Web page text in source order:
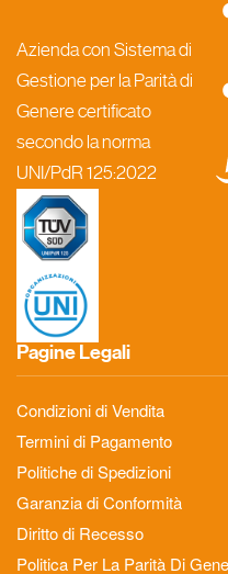
Azienda con Sistema di
Gestione per la Parità di
Genere certificato
secondo la norma
UNI/PdR 125:2022
Pagine Legali
Condizioni di Vendita
Termini di Pagamento
Politiche di Spedizioni
Garanzia di Conformità
Diritto di Recesso
Politica Per La Parità Di